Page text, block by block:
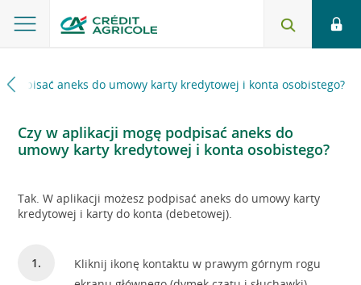
podpisać aneks do umowy karty kredytowej i konta osobistego?
Czy w aplikacji mogę podpisać aneks do
umowy karty kredytowej i konta osobistego?
Tak. W aplikacji możesz podpisać aneks do umowy karty
kredytowej i karty do konta (debetowej).
Kliknij ikonę kontaktu w prawym górnym rogu